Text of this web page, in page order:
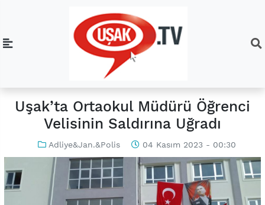
Uşak’ta Ortaokul Müdürü Öğrenci
Velisinin Saldırına Uğradı
Adliye&Jan.&Polis 04 Kasım 2023 - 00:30